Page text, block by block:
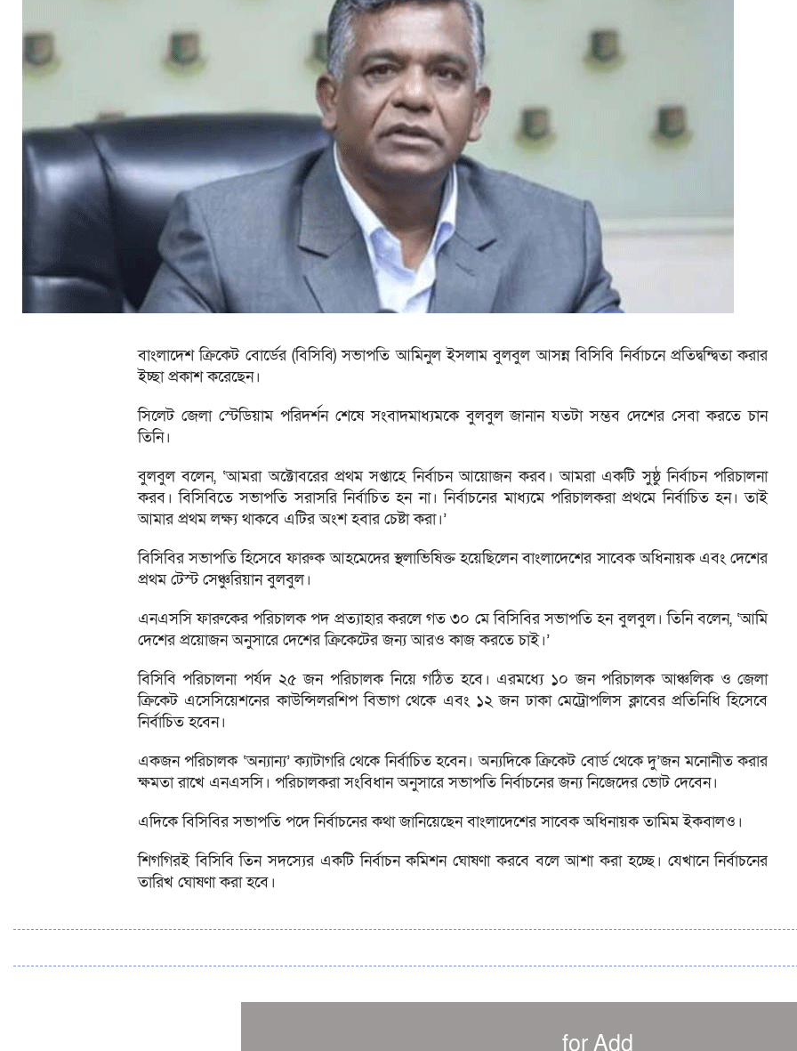
বাংলাদেশ ক্রিকেট বোর্ডের (বিসিবি) সভাপতি আমিনুল ইসলাম বুলবুল আসন্ন বিসিবি নির্বাচনে প্রতিদ্বন্দ্বিতা করার
ইচ্ছা প্রকাশ করেছেন।
সিলেট জেলা স্টেডিয়াম পরিদর্শন শেষে সংবাদমাধ্যমকে বুলবুল জানান যতটা সম্ভব দেশের সেবা করতে চান
তিনি।
বুলবুল বলেন, ‘আমরা অক্টোবরের প্রথম সপ্তাহে নির্বাচন আয়োজন করব। আমরা একটি সুষ্ঠু নির্বাচন পরিচালনা
করব। বিসিবিতে সভাপতি সরাসরি নির্বাচিত হন না। নির্বাচনের মাধ্যমে পরিচালকরা প্রথমে নির্বাচিত হন। তাই
আমার প্রথম লক্ষ্য থাকবে এটির অংশ হবার চেষ্টা করা।’
বিসিবির সভাপতি হিসেবে ফারুক আহমেদের স্থলাভিষিক্ত হয়েছিলেন বাংলাদেশের সাবেক অধিনায়ক এবং দেশের
প্রথম টেস্ট সেঞ্চুরিয়ান বুলবুল।
এনএসসি ফারুকের পরিচালক পদ প্রত্যাহার করলে গত ৩০ মে বিসিবির সভাপতি হন বুলবুল। তিনি বলেন, ‘আমি
দেশের প্রয়োজন অনুসারে দেশের ক্রিকেটের জন্য আরও কাজ করতে চাই।’
বিসিবি পরিচালনা পর্যদ ২৫ জন পরিচালক নিয়ে গঠিত হবে। এরমধ্যে ১০ জন পরিচালক আঞ্চলিক ও জেলা
ক্রিকেট এসেসিয়েশনের কাউন্সিলরশিপ বিভাগ থেকে এবং ১২ জন ঢাকা মেট্রোপলিস ক্লাবের প্রতিনিধি হিসেবে
নির্বাচিত হবেন।
একজন পরিচালক ‘অন্যান্য’ ক্যাটাগরি থেকে নির্বাচিত হবেন। অন্যদিকে ক্রিকেট বোর্ড থেকে দু’জন মনোনীত করার
ক্ষমতা রাখে এনএসসি। পরিচালকরা সংবিধান অনুসারে সভাপতি নির্বাচনের জন্য নিজেদের ভোট দেবেন।
এদিকে বিসিবির সভাপতি পদে নির্বাচনের কথা জানিয়েছেন বাংলাদেশের সাবেক অধিনায়ক তামিম ইকবালও।
শিগগিরই বিসিবি তিন সদস্যের একটি নির্বাচন কমিশন ঘোষণা করবে বলে আশা করা হচ্ছে। যেখানে নির্বাচনের
তারিখ ঘোষণা করা হবে।
for Add